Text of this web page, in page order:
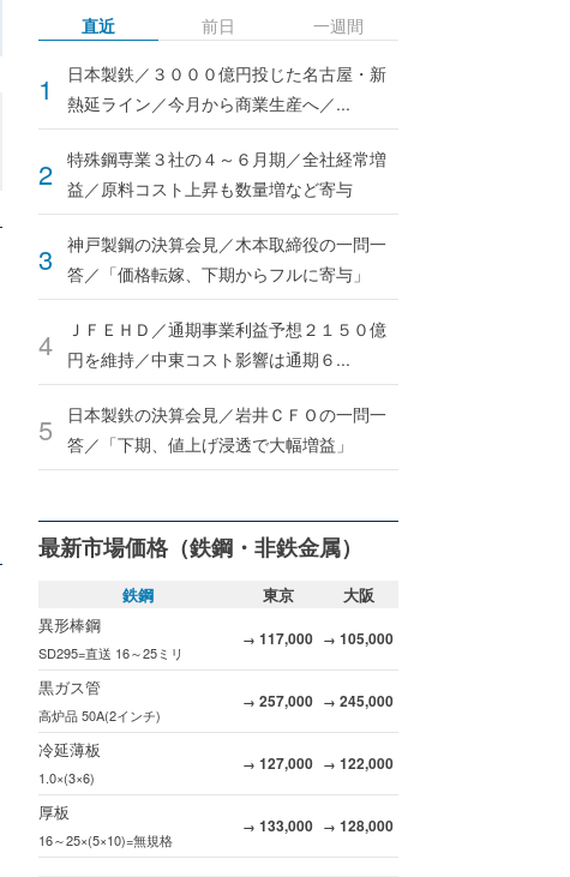
直近
日本製鉄／３０００億円投じた名古屋・新
熱延ライン／今月から商業生産へ／...
特殊鋼専業３社の４～６月期／全社経常増
益／原料コスト上昇も数量増など寄与
神戸製鋼の決算会見／木本取締役の一問一
答／「価格転嫁、下期からフルに寄与」
ＪＦＥＨＤ／通期事業利益予想２１５０億
円を維持／中東コスト影響は通期６...
日本製鉄の決算会見／岩井ＣＦＯの一問一
答／「下期、値上げ浸透で大幅増益」
前日 一週間
最新市場価格（鉄鋼・非鉄金属）
鉄鋼 東京
大阪
異形棒鋼
SD295=直送 16～25ミリ
→ 117,000 → 105,000
黒ガス管
高炉品 50A(2インチ)
→ 257,000 → 245,000
冷延薄板
1.0×(3×6)
→ 127,000 → 122,000
厚板
16～25×(5×10)=無規格
→ 133,000 → 128,000